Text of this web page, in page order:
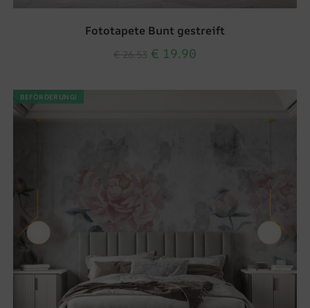
Fototapete Bunt gestreift
€ 19.90
BEFÖRDERUNG!